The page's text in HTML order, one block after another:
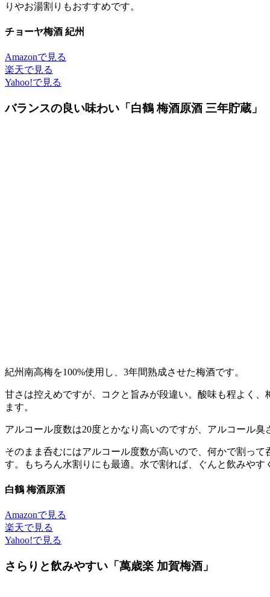
りやお湯割りもおすすめです。
チョーヤ梅酒 紀州
Amazonで見る
楽天で見る
Yahoo!で見る
バランスの良い味わい「白鶴 梅酒原酒 三年貯蔵」
紀州南高梅を100%使用し、3年間熟成させた梅酒です。
甘さは控えめですが、コクと旨みが段違い。酸味も程よく
ます。
アルコール度数は20度とかなり高いのですが、アルコール
そのまま呑むにはアルコール度数が高いので、何かで割っ
す。もちろん水割りにも最適。水で割れば、ぐんと飲みやす
白鶴 梅酒原酒
Amazonで見る
楽天で見る
Yahoo!で見る
さらりと飲みやすい「萬歳楽 加賀梅酒」